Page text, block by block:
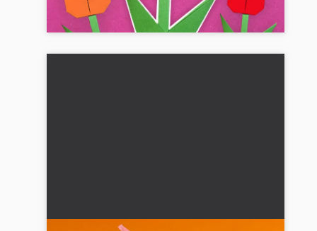
og video vejle...